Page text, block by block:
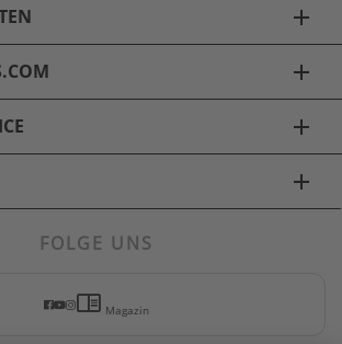
add
add
add
add
FOLGE UNS
chrome_reader_mode Magazin